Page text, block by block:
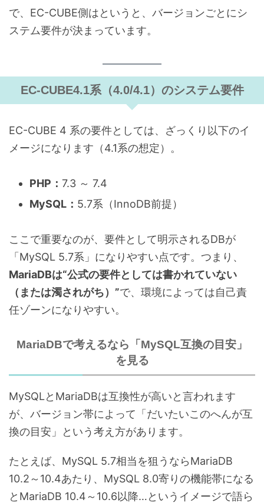
で、EC-CUBE側はというと、バージョンごとにシ
ステム要件が決まっています。
EC-CUBE4.1系（4.0/4.1）のシステム要件
EC-CUBE 4 系の要件としては、ざっくり以下のイ
メージになります（4.1系の想定）。
PHP： 7.3 ～ 7.4
MySQL： 5.7系（InnoDB前提）
ここで重要なのが、要件として明示されるDBが
「MySQL 5.7系」になりやすい点です。つまり、
MariaDBは“公式の要件としては書かれていない
（または濁されがち）”で、環境によっては自己責
任ゾーンになりやすい。
MariaDBで考えるなら「MySQL互換の目安」
を見る
MySQLとMariaDBは互換性が高いと言われます
が、バージョン帯によって「だいたいこのへんが互
換の目安」という考え方があります。
たとえば、MySQL 5.7相当を狙うならMariaDB
10.2～10.4あたり、MySQL 8.0寄りの機能帯になる
とMariaDB 10.4～10.6以降…というイメージで語ら